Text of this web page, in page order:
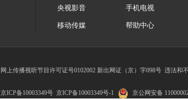
央视影音 手机电视
移动传媒 帮助中心
网上传播视听节目许可证号0102002 新出网证（京）字098号 违法和
京ICP备10003349号 京ICP备10003349号-1 京公网安备